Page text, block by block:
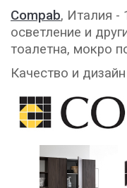
Compab, Италия -
осветление и
тоалетна, мокро
Качество и